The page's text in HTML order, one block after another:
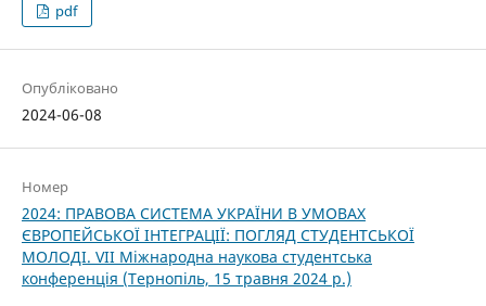
pdf
Опубліковано
2024-06-08
Номер
2024: ПРАВОВА СИСТЕМА УКРАЇНИ В УМОВАХ
ЄВРОПЕЙСЬКОЇ ІНТЕГРАЦІЇ: ПОГЛЯД СТУДЕНТСЬКОЇ
МОЛОДІ. VІІ Міжнародна наукова студентська
конференція (Тернопіль, 15 травня 2024 р.)